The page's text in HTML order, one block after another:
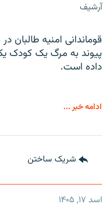
آرشیف
قوماندانی امنیه طالبان
پیوند به مرگ یک کودک
داده است.
ادامه خبر ...
شریک ساختن
اسد ۱۷, ۱۴۰۵